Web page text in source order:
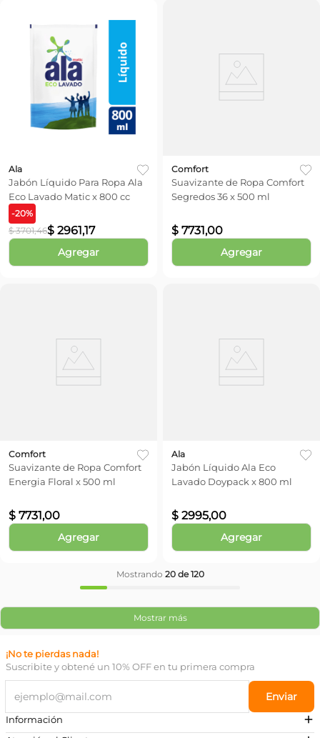
Ala
Jabón Líquido Para Ropa Ala
Eco Lavado Matic x 800 cc
-20%
$ 3701,46$ 2961,17
Agregar
Comfort
Suavizante de Ropa Comfort
Segredos 36 x 500 ml
$ 7731,00
Agregar
Comfort
Suavizante de Ropa Comfort
Energia Floral x 500 ml
$ 7731,00
Agregar
Ala
Jabón Líquido Ala Eco
Lavado Doypack x 800 ml
$ 2995,00
Agregar
Mostrando 20 de 120
Mostrar más
¡No te pierdas nada!
Suscribite y obtené un 10% OFF en tu primera compra
Enviar
Información